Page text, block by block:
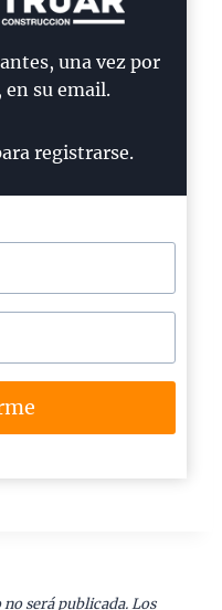
una vez por
en su email.
registrarse.
será publicada. Los